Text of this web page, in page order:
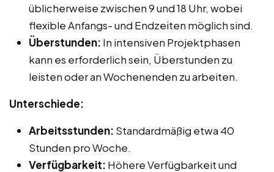
üblicherweise zwischen 9 und 18 Uhr, wobei
flexible Anfangs- und Endzeiten möglich sind.
Überstunden: In intensiven Projektphasen
kann es erforderlich sein, Überstunden zu
leisten oder an Wochenenden zu arbeiten.
Unterschiede:
Arbeitsstunden: Standardmäßig etwa 40
Stunden pro Woche.
Verfügbarkeit: Höhere Verfügbarkeit und